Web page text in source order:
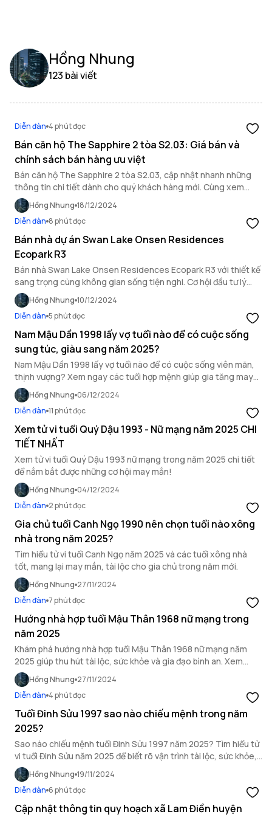
Hồng Nhung
123 bài viết
Diễn đàn 4 phút đọc
Bán căn hộ The Sapphire 2 tòa S2.03: Giá bán và
chính sách bán hàng ưu việt
Bán căn hộ The Sapphire 2 tòa S2.03, cập nhật nhanh những
thông tin chi tiết dành cho quý khách hàng mới. Cùng xem
ngay bài viết để biết thêm những thông tin hữu ích.
Hồng Nhung 18/12/2024
Diễn đàn 8 phút đọc
Bán nhà dự án Swan Lake Onsen Residences
Ecopark R3
Bán nhà Swan Lake Onsen Residences Ecopark R3 với thiết kế
sang trọng cùng không gian sống tiện nghi. Cơ hội đầu tư lý
tưởng tại khu đô thị Ecopark xanh mát.
Hồng Nhung 10/12/2024
Diễn đàn 5 phút đọc
Nam Mậu Dần 1998 lấy vợ tuổi nào để có cuộc sống
sung túc, giàu sang năm 2025?
Nam Mậu Dần 1998 lấy vợ tuổi nào để có cuộc sống viên mãn,
thịnh vượng? Xem ngay các tuổi hợp mệnh giúp gia tăng may
mắn và thành công trong năm 2025.
Hồng Nhung 06/12/2024
Diễn đàn 11 phút đọc
Xem tử vi tuổi Quý Dậu 1993 - Nữ mạng năm 2025 CHI
TIẾT NHẤT
Xem tử vi tuổi Quý Dậu 1993 nữ mạng trong năm 2025 chi tiết
để nắm bắt được những cơ hội may mắn!
Hồng Nhung 04/12/2024
Diễn đàn 2 phút đọc
Gia chủ tuổi Canh Ngọ 1990 nên chọn tuổi nào xông
nhà trong năm 2025?
Tìm hiểu tử vi tuổi Canh Ngọ năm 2025 và các tuổi xông nhà
tốt, mang lại may mắn, tài lộc cho gia chủ trong năm mới.
Hồng Nhung 27/11/2024
Diễn đàn 7 phút đọc
Hướng nhà hợp tuổi Mậu Thân 1968 nữ mạng trong
năm 2025
Khám phá hướng nhà hợp tuổi Mậu Thân 1968 nữ mạng năm
2025 giúp thu hút tài lộc, sức khỏe và gia đạo bình an. Xem
ngay để chọn hướng phong thủy tốt nhất.
Hồng Nhung 27/11/2024
Diễn đàn 4 phút đọc
Tuổi Đinh Sửu 1997 sao nào chiếu mệnh trong năm
2025?
Sao nào chiếu mệnh tuổi Đinh Sửu 1997 năm 2025? Tìm hiểu tử
vi tuổi Đinh Sửu năm 2025 để biết rõ vận trình tài lộc, sức khỏe,
tình duyên và lời khuyên.
Hồng Nhung 19/11/2024
Diễn đàn 6 phút đọc
Cập nhật thông tin quy hoạch xã Lam Điền huyện